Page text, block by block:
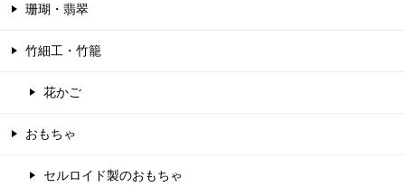
珊瑚・翡翠
竹細工・竹籠
花かご
おもちゃ
セルロイド製のおもちゃ